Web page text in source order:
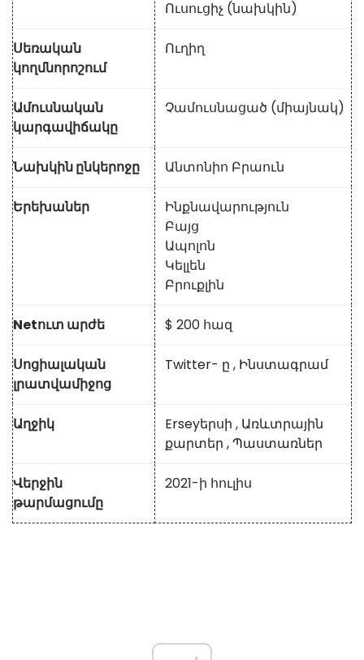
Ուսուցիչ (նախկին)
Սեռական
կողմնորոշում
Ուղիղ
Ամուսնական
կարգավիճակը
Չամուսնացած (միայնակ)
Նախկին ընկերոջը Անտոնիո Բրաուն
Երեխաներ
Ինքնավարություն
Բայց
Ապոլոն
Կելլեն
Բրուքլին
Netուտ արժե $ 200 հազ
Սոցիալական
լրատվամիջոց
Twitter- ը , Ինստագրամ
Աղջիկ Erseyերսի , Առևտրային
քարտեր ,Պաստառներ
Վերջին
թարմացումը
2021-ի հուլիս